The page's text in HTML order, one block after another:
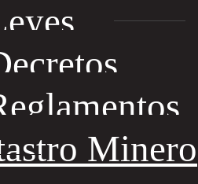
Minero